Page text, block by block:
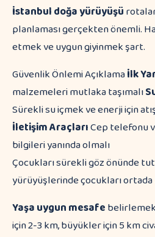
İstanbul doğa yürüyüşü
planlaması gerçekten önemli.
etmek ve uygun giyinmek şart.
Güvenlik Önlemi Açıklamaİlk
malzemeleri mutlaka taşımalı
Sürekli su içmek ve enerji için
İletişim AraçlarıCep telefonu
bilgileri yanında olmalı
Çocukları sürekli göz önünde
yürüyüşlerinde çocukları
Yaşa uygun mesafe
için 2-3 km, büyükler için 5 km